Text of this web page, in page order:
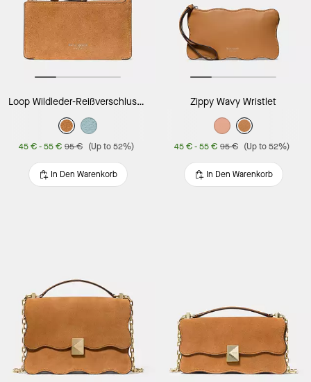
Loop Wildleder-Reißverschluss-Kartenetui
45 €-55 € 95 € (Up to 52%)
In Den Warenkorb
Zippy Wavy Wristlet
45 €-55 € 95 € (Up to 52%)
In Den Warenkorb